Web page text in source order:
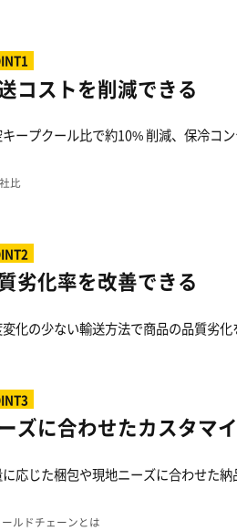
コストを削減できる
ープクール比で約10% 削減、保冷コ
比
劣化率を改善できる
化の少ない輸送方法で商品の品質劣
ズに合わせたカスタマ
応じた梱包や現地ニーズに合わせた
ルドチェーンとは